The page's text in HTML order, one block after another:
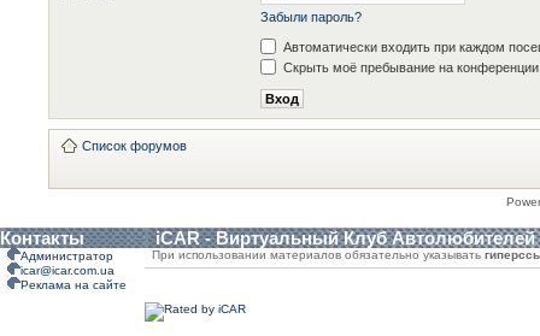
Забыли пароль?
Автоматически входить при каждом
Скрыть моё пребывание на конференции
Список форумов
Контакты iCAR - Виртуальный Клуб Автолюбителей
Администратор
icar@icar.com.ua
Реклама на сайте
При использовании материалов обязательно указывать